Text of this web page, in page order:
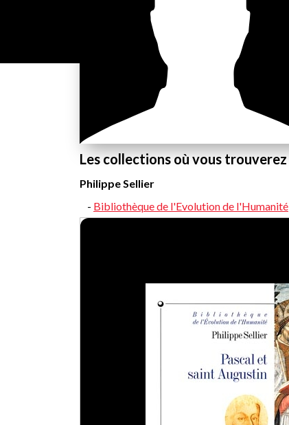
Les collections où vous trouverez
Philippe Sellier
Bibliothèque de l'Evolution de l'Humanité